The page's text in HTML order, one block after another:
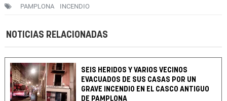
PAMPLONA INCENDIO
NOTICIAS RELACIONADAS
SEIS HERIDOS Y VARIOS VECINOS
EVACUADOS DE SUS CASAS POR UN
GRAVE INCENDIO EN EL CASCO ANTIGUO
DE PAMPLONA